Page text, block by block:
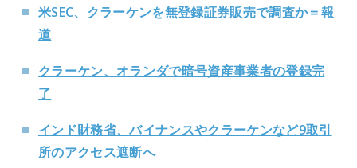
米SEC、クラーケンを無登録証券販売で調査か＝報
道
クラーケン、オランダで暗号資産事業者の登録完
了
インド財務省、バイナンスやクラーケンなど9取引
所のアクセス遮断へ